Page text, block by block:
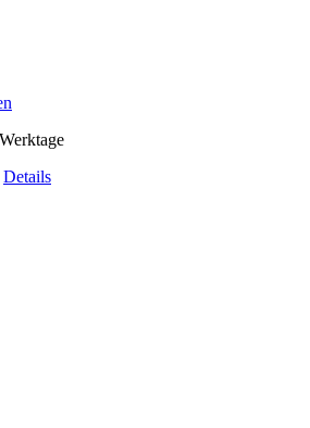
Details